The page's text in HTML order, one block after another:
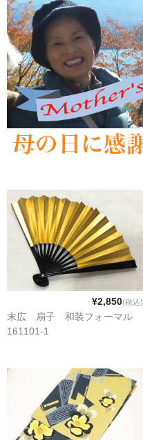
¥2,850(税込)
末広 扇子 和装フォーマル
161101-1